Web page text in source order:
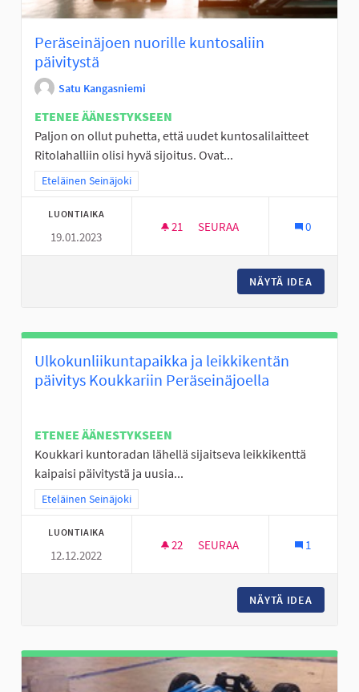
Peräseinäjoen nuorille kuntosaliin
päivitystä
Satu Kangasniemi
ETENEE ÄÄNESTYKSEEN
Paljon on ollut puhetta, että uudet kuntosalilaitteet
Ritolahalliin olisi hyvä sijoitus. Ovat...
Rajaa tulokset teeman mukaan: Eteläinen Seinäjoki
Eteläinen Seinäjoki
LUONTIAIKA
19.01.2023
21 21 SEURAAJAA
SEURAA 0
NÄYTÄ IDEA
Ulkokunliikuntapaikka ja leikkikentän
päivitys Koukkariin Peräseinäjoella
ETENEE ÄÄNESTYKSEEN
Koukkari kuntoradan lähellä sijaitseva leikkikenttä
kaipaisi päivitystä ja uusia...
Rajaa tulokset teeman mukaan: Eteläinen Seinäjoki
Eteläinen Seinäjoki
LUONTIAIKA
12.12.2022
22 22 SEURAAJAA
SEURAA 1
NÄYTÄ IDEA